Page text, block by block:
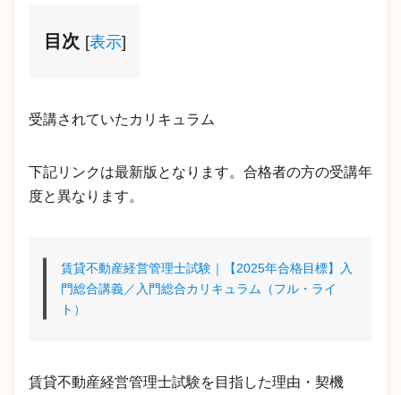
目次 [表示]
受講されていたカリキュラム
下記リンクは最新版となります。合格者の方の受講年
度と異なります。
賃貸不動産経営管理士試験｜【2025年合格目標】入
門総合講義／入門総合カリキュラム（フル・ライ
ト）
賃貸不動産経営管理士試験を目指した理由・契機